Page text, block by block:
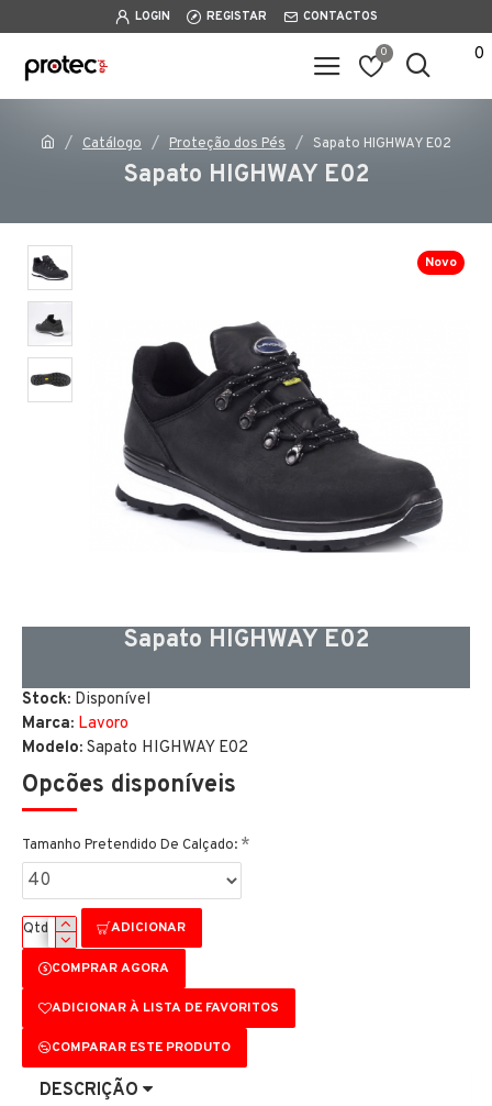
LOGIN REGISTAR CONTACTOS
0 0
Catálogo Proteção dos Pés Sapato HIGHWAY E02
Sapato HIGHWAY E02
Novo
Sapato HIGHWAY E02
Stock: Disponível
Marca: Lavoro
Modelo: Sapato HIGHWAY E02
Opcões disponíveis
Tamanho Pretendido De Calçado:
Qtd ADICIONAR
COMPRAR AGORA
ADICIONAR À LISTA DE FAVORITOS
COMPARAR ESTE PRODUTO
DESCRIÇÃO